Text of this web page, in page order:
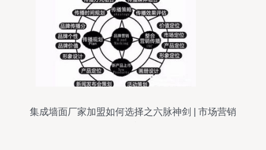
集成墙面厂家加盟如何选择之六脉神剑 | 市场营销